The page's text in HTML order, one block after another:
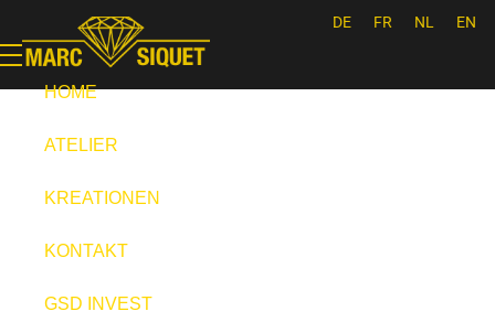
Marc Siquet - Goldschmied
Goldschmied - Juwelier * Orfèvre - Joaillier * Goudsmid
DE FR NL EN
HOME
ATELIER
KREATIONEN
KONTAKT
GSD INVEST